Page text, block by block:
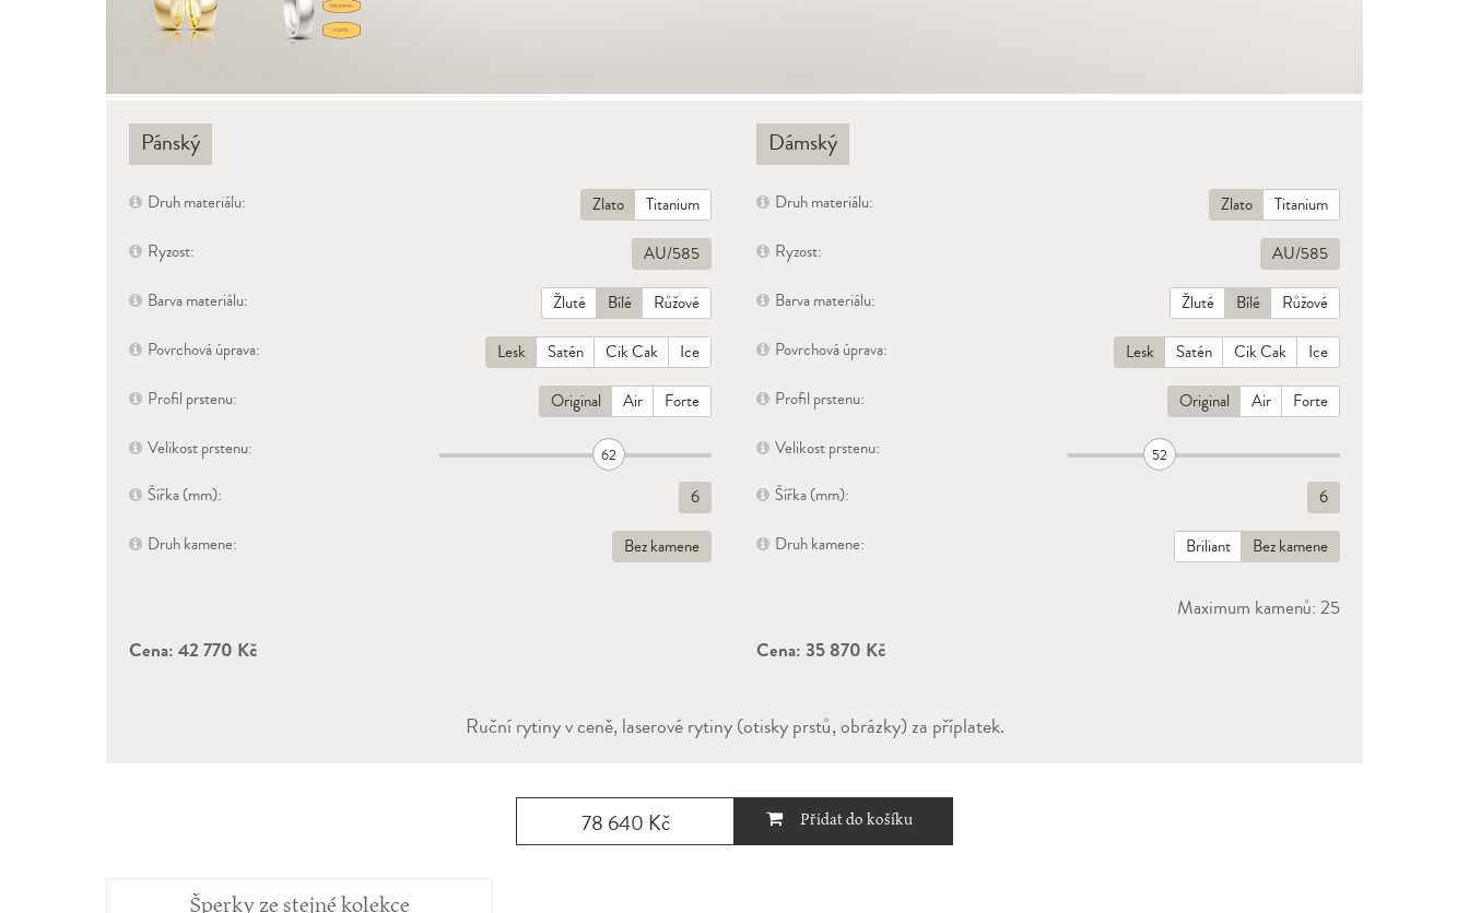
Pánský
Druh materiálu: Zlato Titanium
Ryzost: AU/585
Barva materiálu: Žluté Bílé Růžové
Povrchová úprava: Lesk Satén Cik Cak Ice
Profil prstenu: Original Air Forte
Velikost prstenu: 62
Šířka (mm): 6
Druh kamene: Bez kamene
Cena: 42 770 Kč
Dámský
Druh materiálu: Zlato Titanium
Ryzost: AU/585
Barva materiálu: Žluté Bílé Růžové
Povrchová úprava: Lesk Satén Cik Cak Ice
Profil prstenu: Original Air Forte
Velikost prstenu: 52
Šířka (mm): 6
Druh kamene: Briliant Bez kamene
Maximum kamenů: 25
Cena: 35 870 Kč
Ruční rytiny v ceně, laserové rytiny (otisky prstů, obrázky) za příplatek.
78 640 Kč
Šperky ze stejné kolekce